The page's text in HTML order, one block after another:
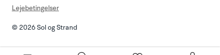
© 2026 Sol og Strand
Lejebetingelser